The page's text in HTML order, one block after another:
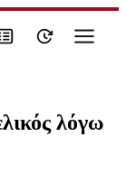
λόγω